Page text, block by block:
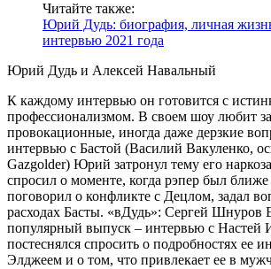
Читайте также:
Юрий Дудь: биография, личная
интервью 2021 года
Юрий Дудь и Алексей Навальный
К каждому интервью он готовится с
профессионализмом. В своем шоу любит
провокационные, иногда даже дерзкие
интервью с Бастой (Василий Вакуленко,
Gazgolder) Юрий затронул тему его
спросил о моменте, когда рэпер был ближе
поговорил о конфликте с Децлом, задал
расходах Басты. «вДудь»: Сергей Шнуров
популярный выпуск – интервью с Настей
постеснялся спросить о подробностях ее
Элджеем и о том, что привлекает ее в